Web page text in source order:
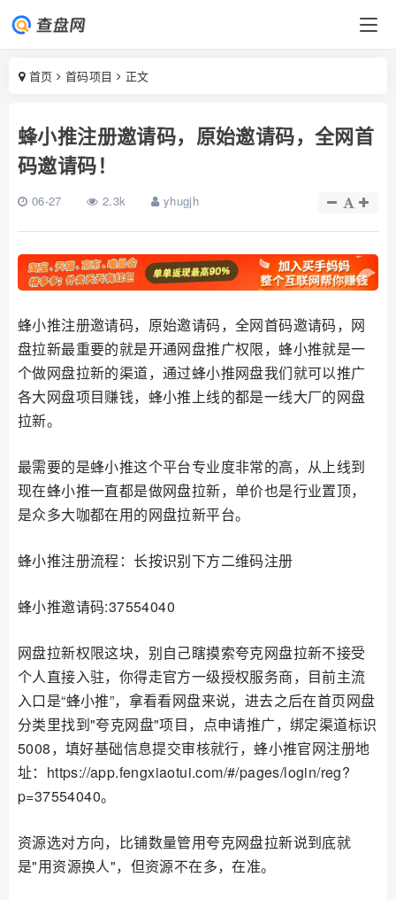
首页 首码项目 正文
蜂小推注册邀请码，原始邀请码，全网首
码邀请码！
06-27 2.3k yhugjh
蜂小推注册邀请码，原始邀请码，全网首码邀请码，网
盘拉新最重要的就是开通网盘推广权限，蜂小推就是一
个做网盘拉新的渠道，通过蜂小推网盘我们就可以推广
各大网盘项目赚钱，蜂小推上线的都是一线大厂的网盘
拉新。
最需要的是蜂小推这个平台专业度非常的高，从上线到
现在蜂小推一直都是做网盘拉新，单价也是行业置顶，
是众多大咖都在用的网盘拉新平台。
蜂小推注册流程：长按识别下方二维码注册
蜂小推邀请码:37554040
网盘拉新权限这块，别自己瞎摸索夸克网盘拉新不接受
个人直接入驻，你得走官方一级授权服务商，目前主流
入口是“蜂小推”，拿看看网盘来说，进去之后在首页网盘
分类里找到"夸克网盘"项目，点申请推广，绑定渠道标识
5008，填好基础信息提交审核就行，蜂小推官网注册地
址：https://app.fengxiaotui.com/#/pages/login/reg?
p=37554040。
资源选对方向，比铺数量管用夸克网盘拉新说到底就
是"用资源换人"，但资源不在多，在准。